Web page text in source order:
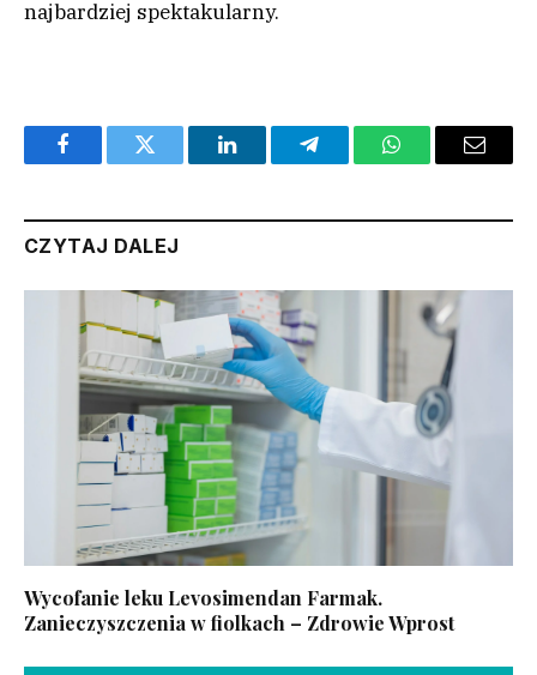
najbardziej spektakularny.
FacebookTwitter LinkedInTelegramWhatsAppEmail
CZYTAJ DALEJ
Wycofanie leku Levosimendan Farmak.
Zanieczyszczenia w fiolkach – Zdrowie Wprost